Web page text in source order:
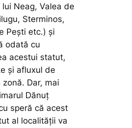
lui Neag, Valea de
Sterminos,
Pești etc.) și
odată cu
acestui statut,
și afluxul de
Dar, mai
Dănuț
speră că acest
al localității va